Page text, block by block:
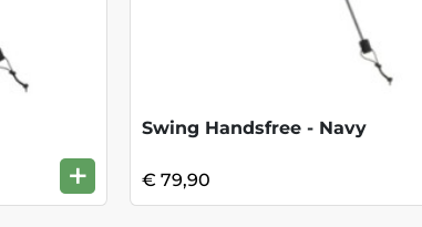
+
Swing Handsfree - Navy
€ 79,90